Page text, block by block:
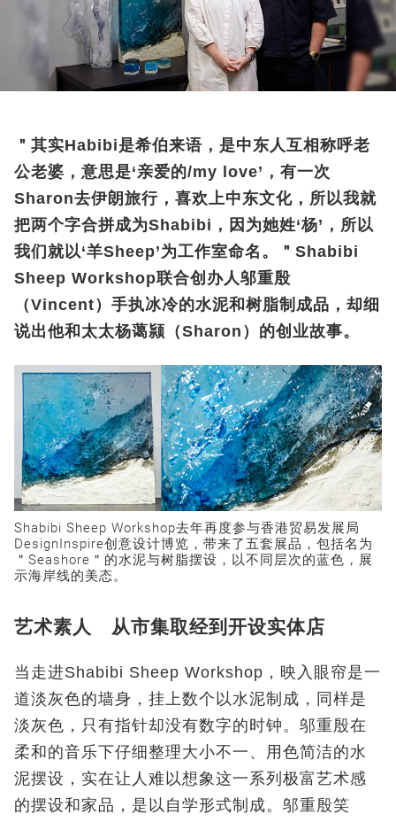
＂其实Habibi是希伯来语，是中东人互相称呼老
公老婆，意思是‘亲爱的/my love’，有一次
Sharon去伊朗旅行，喜欢上中东文化，所以我就
把两个字合拼成为Shabibi，因为她姓‘杨’，所以
我们就以‘羊Sheep’为工作室命名。＂Shabibi
Sheep Workshop联合创办人邬重殷
（Vincent）手执冰冷的水泥和树脂制成品，却细
说出他和太太杨蔼颕（Sharon）的创业故事。
Shabibi Sheep Workshop去年再度参与香港贸易发展局
DesignInspire创意设计博览，带来了五套展品，包括名为
＂Seashore＂的水泥与树脂摆设，以不同层次的蓝色，展
示海岸线的美态。
艺术素人 从市集取经到开设实体店
当走进Shabibi Sheep Workshop，映入眼帘是一
道淡灰色的墙身，挂上数个以水泥制成，同样是
淡灰色，只有指针却没有数字的时钟。邬重殷在
柔和的音乐下仔细整理大小不一、用色简洁的水
泥摆设，实在让人难以想象这一系列极富艺术感
的摆设和家品，是以自学形式制成。邬重殷笑